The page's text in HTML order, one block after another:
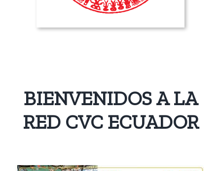
BIENVENIDOS A LA
RED CVC ECUADOR